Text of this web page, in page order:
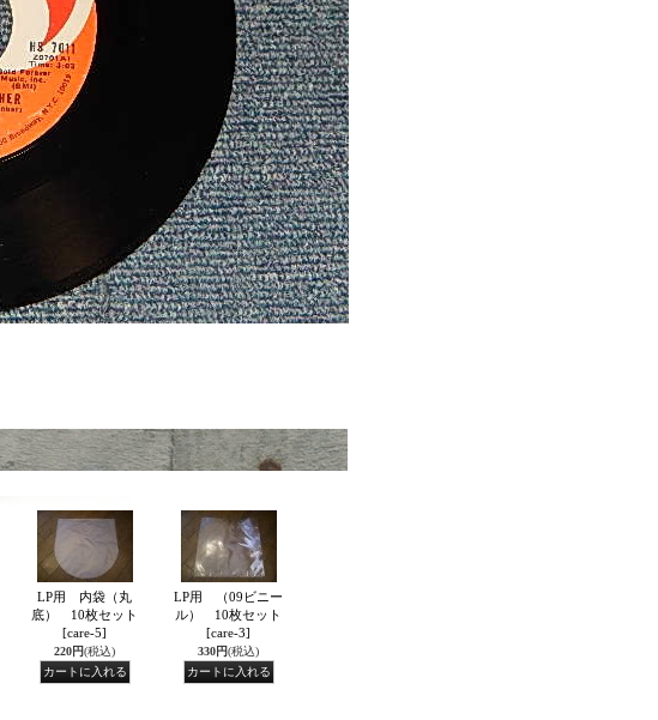
LP用 内袋（丸
底） 10枚セット
[care-5]
220円(税込)
LP用 （09ビニー
ル） 10枚セット
[care-3]
330円(税込)